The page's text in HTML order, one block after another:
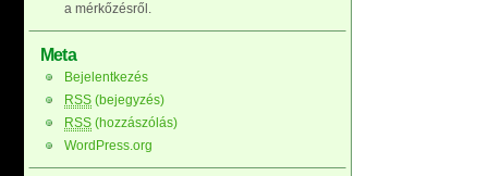
a mérkőzésről.
Meta
Bejelentkezés
RSS (bejegyzés)
RSS (hozzászólás)
WordPress.org